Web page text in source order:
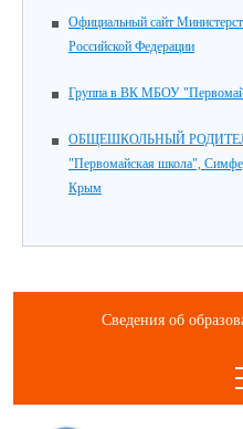
Официальный сайт
Российской Федерации
Группа в ВК МБОУ
ОБЩЕШКОЛЬНЫЙ
"Первомайская школа",
Крым
Сведения об